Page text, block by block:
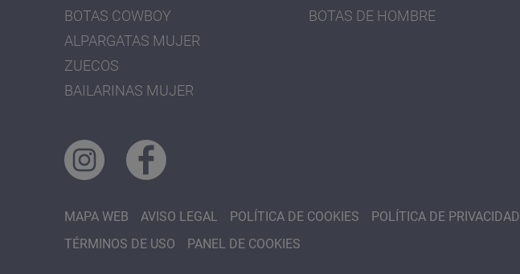
BOTAS COWBOY
ALPARGATAS MUJER
ZUECOS
BAILARINAS MUJER
BOTAS DE HOMBRE
MAPA WEB AVISO LEGAL POLÍTICA DE COOKIES
POLÍTICA DE PRIVACIDAD
TÉRMINOS DE USO
PANEL DE COOKIES